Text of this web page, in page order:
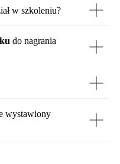
w szkoleniu?
do nagrania
wystawiony